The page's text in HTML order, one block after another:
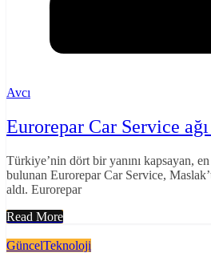
Avcı
Eurorepar Car Service
Türkiye’nin dört bir yanını kapsayan,
bulunan Eurorepar Car Service,
aldı. Eurorepar
Read More
GüncelTeknoloji